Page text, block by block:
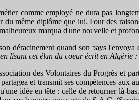
comme employé ne dura pas
du même diplôme que lui. Pour des
marqua d'une nouvelle et
déracinement quand son pays
lisant cet élan du coeur écrit en Algérie
des Volontaires du Progrès et
et transmit ses compétences
idée en tête : celle de retourner là-